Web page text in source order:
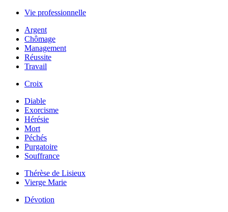
Vie professionnelle
Argent
Chômage
Management
Réussite
Travail
Croix
Diable
Exorcisme
Hérésie
Mort
Péchés
Purgatoire
Souffrance
Thérèse de Lisieux
Vierge Marie
Dévotion